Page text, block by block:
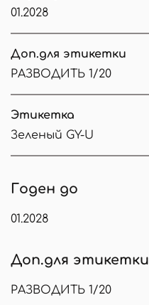
01.2028
Доп.для этикетки
РАЗВОДИТЬ 1/20
Этикетка
Зеленый GY-U
Годен до
01.2028
Доп.для этикетки
РАЗВОДИТЬ 1/20